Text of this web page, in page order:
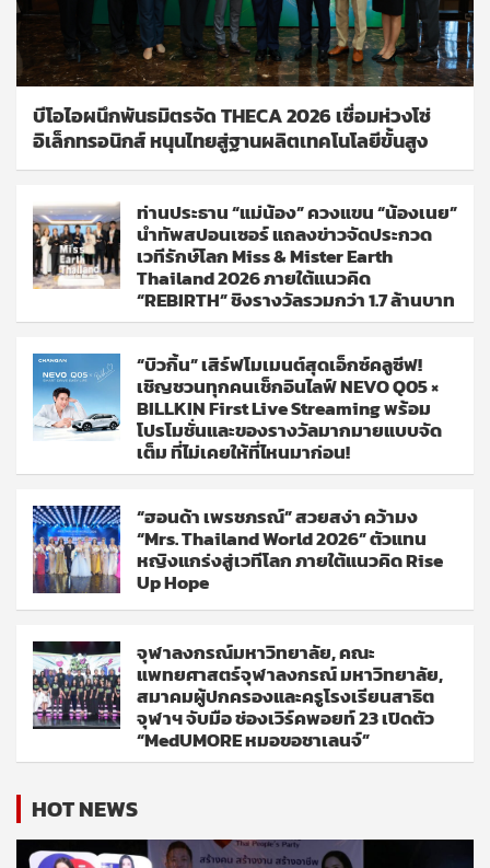
บีโอไอผนึกพันธมิตรจัด THECA 2026 เชื่อมห่วงโซ่
อิเล็กทรอนิกส์ หนุนไทยสู่ฐานผลิตเทคโนโลยีขั้นสูง
ท่านประธาน “แม่น้อง” ควงแขน “น้องเนย”
นำทัพสปอนเซอร์ แถลงข่าวจัดประกวด
เวทีรักษ์โลก Miss & Mister Earth
Thailand 2026 ภายใต้แนวคิด
“REBIRTH” ชิงรางวัลรวมกว่า 1.7 ล้านบาท
“บิวกิ้น” เสิร์ฟโมเมนต์สุดเอ็กซ์คลูซีฟ!
เชิญชวนทุกคนเช็กอินไลฟ์ NEVO Q05 ×
BILLKIN First Live Streaming พร้อม
โปรโมชั่นและของรางวัลมากมายแบบจัด
เต็ม ที่ไม่เคยให้ที่ไหนมาก่อน!
“ฮอนด้า เพรชภรณ์” สวยสง่า คว้ามง
“Mrs. Thailand World 2026” ตัวแทน
หญิงแกร่งสู่เวทีโลก ภายใต้แนวคิด Rise
Up Hope
จุฬาลงกรณ์มหาวิทยาลัย, คณะ
แพทยศาสตร์จุฬาลงกรณ์ มหาวิทยาลัย,
สมาคมผู้ปกครองและครูโรงเรียนสาธิต
จุฬาฯ จับมือ ช่องเวิร์คพอยท์ 23 เปิดตัว
“MedUMORE หมอขอชาเลนจ์”
HOT NEWS